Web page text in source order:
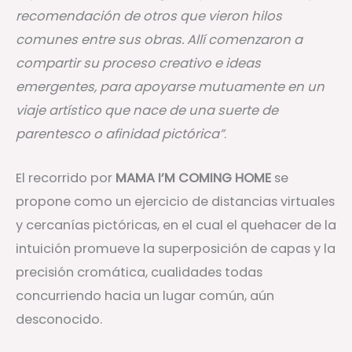
recomendación de otros que vieron hilos
comunes entre sus obras. Allí comenzaron a
compartir su proceso creativo e ideas
emergentes, para apoyarse mutuamente en un
viaje artístico que nace de una suerte de
parentesco o afinidad pictórica”.
El recorrido por MAMA I’M COMING HOME se
propone como un ejercicio de distancias virtuales
y cercanías pictóricas, en el cual el quehacer de la
intuición promueve la superposición de capas y la
precisión cromática, cualidades todas
concurriendo hacia un lugar común, aún
desconocido.